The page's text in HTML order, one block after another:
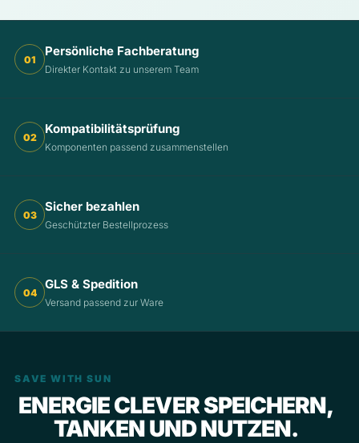
01
Persönliche Fachberatung
Direkter Kontakt zu unserem Team
02
Kompatibilitätsprüfung
Komponenten passend zusammenstellen
03
Sicher bezahlen
Geschützter Bestellprozess
04
GLS & Spedition
Versand passend zur Ware
SAVE WITH SUN
ENERGIE CLEVER SPEICHERN,
TANKEN UND NUTZEN.